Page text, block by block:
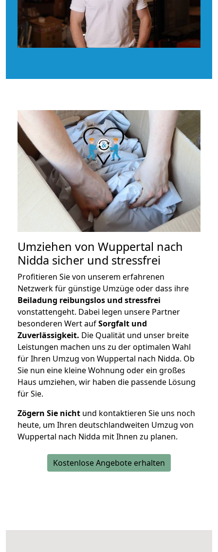
Umziehen von Wuppertal nach
Nidda sicher und stressfrei
Profitieren Sie von unserem erfahrenen
Netzwerk für günstige Umzüge oder dass ihre
Beiladung reibungslos und stressfrei
vonstattengeht. Dabei legen unsere Partner
besonderen Wert aufSorgfalt und
Zuverlässigkeit. Die Qualität und unser breite
Leistungen machen uns zu der optimalen Wahl
für Ihren Umzug von Wuppertal nach Nidda. Ob
Sie nun eine kleine Wohnung oder ein großes
Haus umziehen, wir haben die passende Lösung
für Sie.
Zögern Sie nicht und kontaktieren Sie uns noch
heute, um Ihren deutschlandweiten Umzug von
Wuppertal nach Nidda mit Ihnen zu planen.
Kostenlose Angebote erhalten